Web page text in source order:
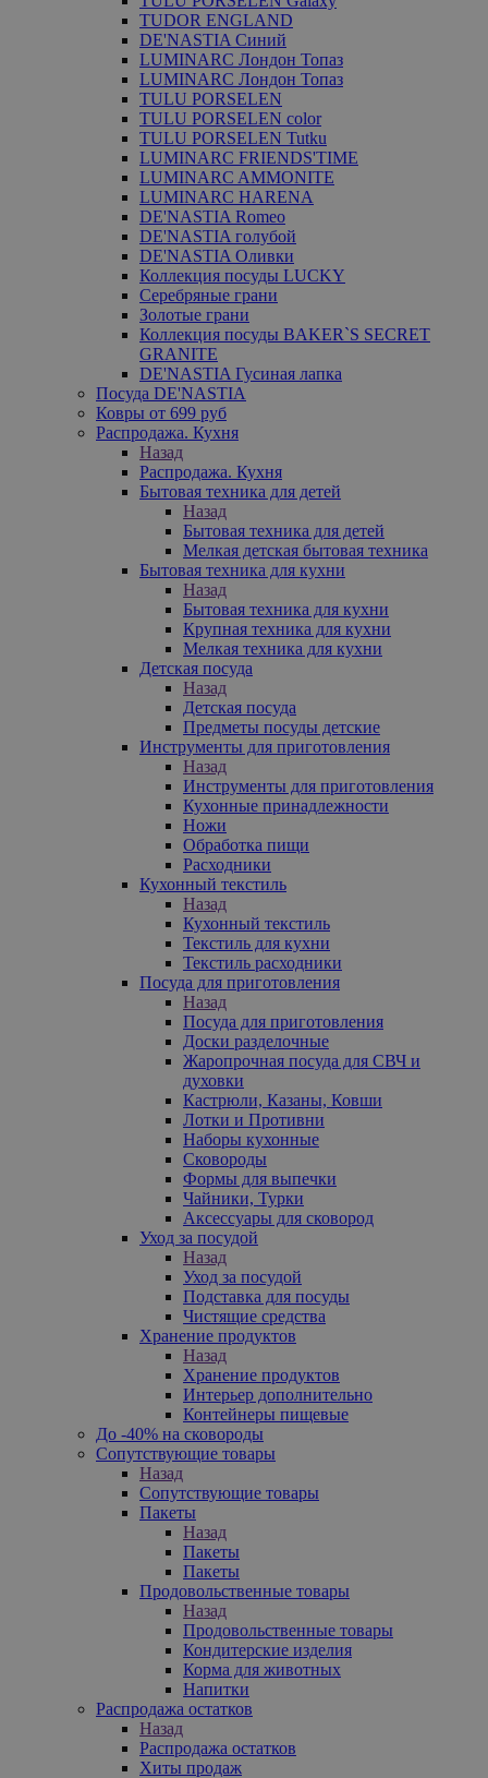
TUDOR ENGLAND
DE'NASTIA Синий
LUMINARC Лондон Топаз
LUMINARC Лондон Топаз
TULU PORSELEN
TULU PORSELEN color
TULU PORSELEN Tutku
LUMINARC FRIENDS'TIME
LUMINARC AMMONITE
LUMINARC HARENA
DE'NASTIA Romeo
DE'NASTIA голубой
DE'NASTIA Оливки
Коллекция посуды LUCKY
Серебряные грани
Золотые грани
Коллекция посуды BAKER`S SECRET
GRANITE
DE'NASTIA Гусиная лапка
Посуда DE'NASTIA
Ковры от 699 руб
Распродажа. Кухня
Назад
Распродажа. Кухня
Бытовая техника для детей
Назад
Бытовая техника для детей
Мелкая детская бытовая техника
Бытовая техника для кухни
Назад
Бытовая техника для кухни
Крупная техника для кухни
Мелкая техника для кухни
Детская посуда
Назад
Детская посуда
Предметы посуды детские
Инструменты для приготовления
Назад
Инструменты для приготовления
Кухонные принадлежности
Ножи
Обработка пищи
Расходники
Кухонный текстиль
Назад
Кухонный текстиль
Текстиль для кухни
Текстиль расходники
Посуда для приготовления
Назад
Посуда для приготовления
Доски разделочные
Жаропрочная посуда для СВЧ и
духовки
Кастрюли, Казаны, Ковши
Лотки и Противни
Наборы кухонные
Сковороды
Формы для выпечки
Чайники, Турки
Аксессуары для сковород
Уход за посудой
Назад
Уход за посудой
Подставка для посуды
Чистящие средства
Хранение продуктов
Назад
Хранение продуктов
Интерьер дополнительно
Контейнеры пищевые
До -40% на сковороды
Сопутствующие товары
Назад
Сопутствующие товары
Пакеты
Назад
Пакеты
Пакеты
Продовольственные товары
Назад
Продовольственные товары
Кондитерские изделия
Корма для животных
Напитки
Распродажа остатков
Назад
Распродажа остатков
Хиты продаж